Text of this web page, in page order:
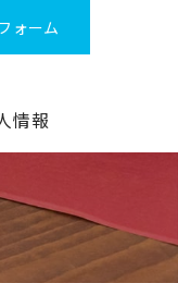
ォーム
情報